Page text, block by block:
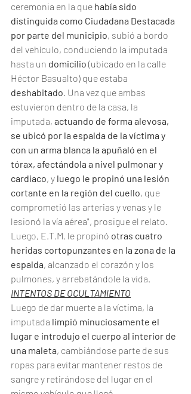
ceremonia en la que había sido
distinguida como Ciudadana Destacada
por parte del municipio, subió a bordo
del vehículo, conduciendo la imputada
hasta un domicilio (ubicado en la calle
Héctor Basualto) que estaba
deshabitado. Una vez que ambas
estuvieron dentro de la casa, la
imputada, actuando de forma alevosa,
se ubicó por la espalda de la víctima y
con un arma blanca la apuñaló en el
tórax, afectándola a nivel pulmonar y
cardiaco, y luego le propinó una lesión
cortante en la región del cuello, que
comprometió las arterias y venas y le
lesionó la vía aérea", prosigue el relato.
Luego, E.T.M. le propinó otras cuatro
heridas cortopunzantes en la zona de la
espalda, alcanzado el corazón y los
pulmones, y arrebatándole la vida.
INTENTOS DE OCULTAMIENTO
Luego de dar muerte a la víctima, la
imputada limpió minuciosamente el
lugar e introdujo el cuerpo al interior de
una maleta, cambiándose parte de sus
ropas para evitar mantener restos de
sangre y retirándose del lugar en el